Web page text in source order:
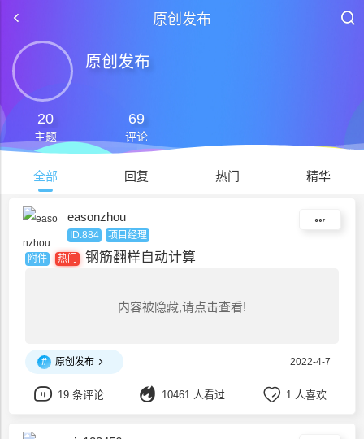
原创发布
原创发布
20
主题
69
评论
全部 回复 热门 精华
easonzhou
ID:884 项目经理
附件 热门 钢筋翻样自动计算
内容被隐藏,请点击查看!
# 原创发布 2022-4-7
19 条评论 10461 人看过 1 人喜欢